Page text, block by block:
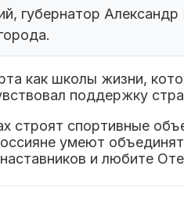
губернатор
как школы жизни,
поддержку
строят спортивные
умеют
и любите